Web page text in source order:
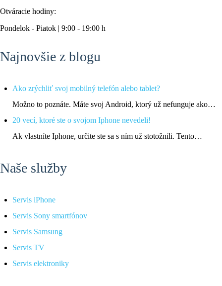
Otváracie hodiny:
Pondelok - Piatok | 9:00 - 19:00 h
Najnovšie z blogu
Ako zrýchliť svoj mobilný telefón alebo tablet?
Možno to poznáte. Máte svoj Android, ktorý už nefunguje ako…
20 vecí, ktoré ste o svojom Iphone nevedeli!
Ak vlastníte Iphone, určite ste sa s ním už stotožnili. Tento…
Naše služby
Servis iPhone
Servis Sony smartfónov
Servis Samsung
Servis TV
Servis elektroniky